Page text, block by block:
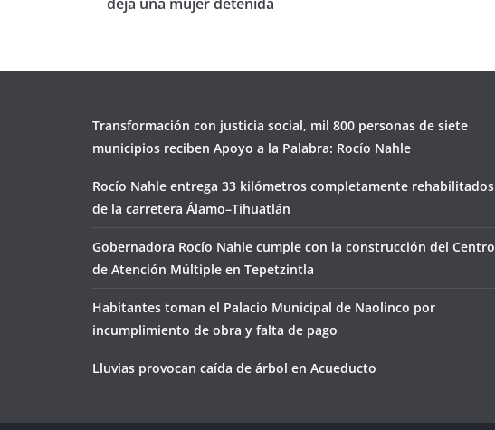
Transformación con justicia social, mil 800 personas de siete
municipios reciben Apoyo a la Palabra: Rocío Nahle
Rocío Nahle entrega 33 kilómetros completamente rehabilitados
de la carretera Álamo–Tihuatlán
Gobernadora Rocío Nahle cumple con la construcción del Centro
de Atención Múltiple en Tepetzintla
Habitantes toman el Palacio Municipal de Naolinco por
incumplimiento de obra y falta de pago
Lluvias provocan caída de árbol en Acueducto